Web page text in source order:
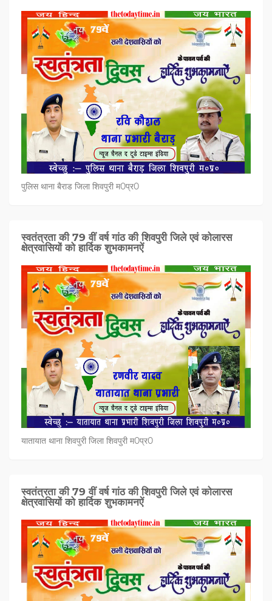
पुलिस थाना बैराड जिला शिवपुरी म0प्र0
स्वतंत्रता की 79 वीं वर्ष गांठ की शिवपुरी जिले एवं कोलारस
क्षेत्रवासियों को हार्दिक शुभकामनऐं
यातायात थाना शिवपुरी जिला शिवपुरी म0प्र0
स्वतंत्रता की 79 वीं वर्ष गांठ की शिवपुरी जिले एवं कोलारस
क्षेत्रवासियों को हार्दिक शुभकामनऐं